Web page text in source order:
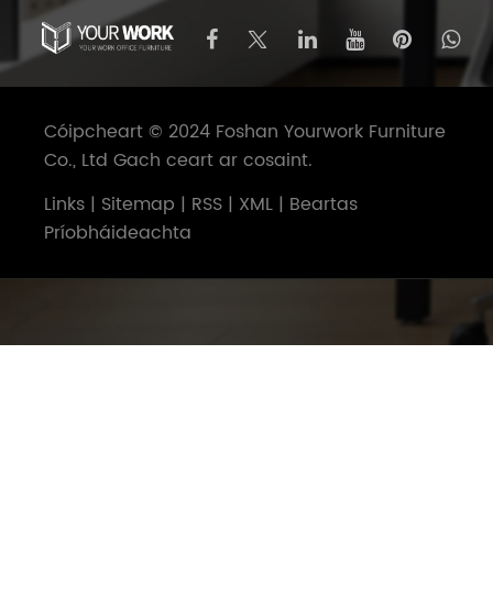
Cóipcheart © 2024 Foshan Yourwork Furniture
Co., Ltd Gach ceart ar cosaint.
Links | Sitemap | RSS | XML | Beartas
Príobháideachta